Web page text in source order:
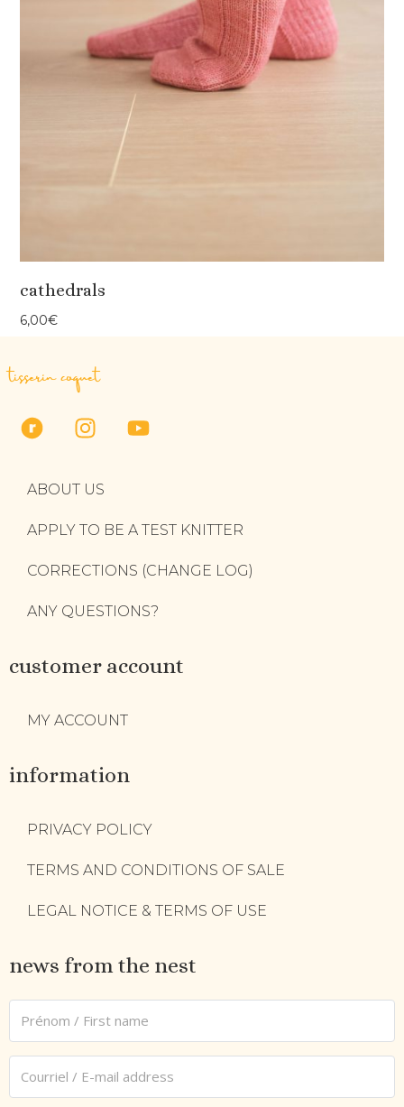
cathedrals
6,00€
tisserin coquet
ABOUT US
APPLY TO BE A TEST KNITTER
CORRECTIONS (CHANGE LOG)
ANY QUESTIONS?
customer account
MY ACCOUNT
information
PRIVACY POLICY
TERMS AND CONDITIONS OF SALE
LEGAL NOTICE & TERMS OF USE
news from the nest